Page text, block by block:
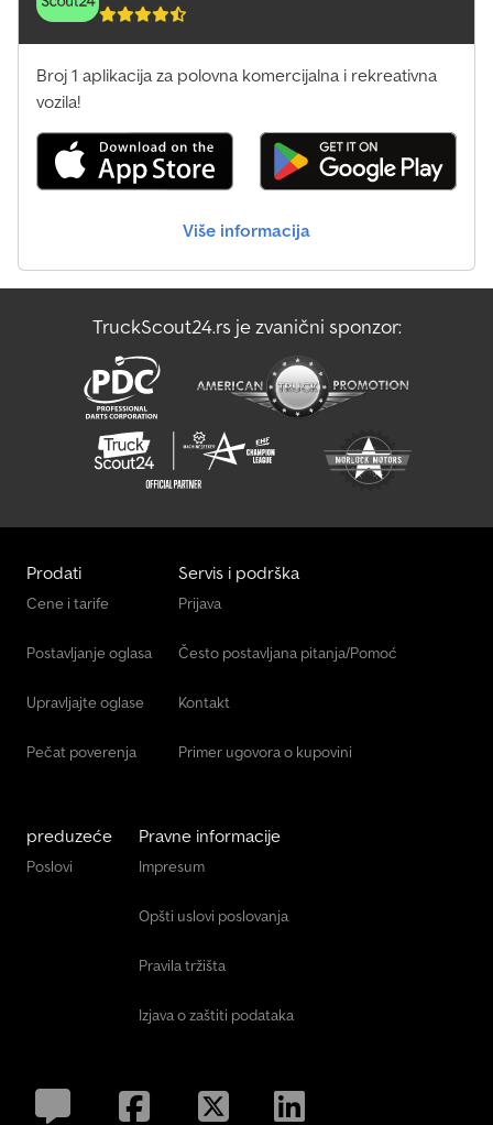
Broj 1 aplikacija za polovna komercijalna i rekreativna
vozila!
Više informacija
TruckScout24.rs je zvanični sponzor:
Prodati
Cene i tarife
Postavljanje oglasa
Upravljajte oglase
Pečat poverenja
Servis i podrška
Prijava
Često postavljana pitanja/Pomoć
Kontakt
Primer ugovora o kupovini
preduzeće
Poslovi
Pravne informacije
Impresum
Opšti uslovi poslovanja
Pravila tržišta
Izjava o zaštiti podataka